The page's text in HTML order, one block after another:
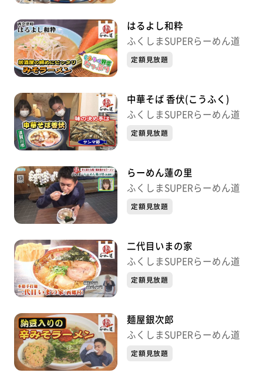
はるよし和粋
ふくしまSUPERらーめん道
定額見放題
中華そば 香伏(こうふく)
ふくしまSUPERらーめん道
定額見放題
らーめん蓮の里
ふくしまSUPERらーめん道
定額見放題
二代目いまの家
ふくしまSUPERらーめん道
定額見放題
麺屋銀次郎
ふくしまSUPERらーめん道
定額見放題